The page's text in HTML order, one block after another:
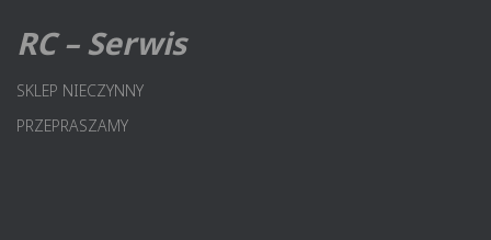
RC – Serwis
SKLEP NIECZYNNY
PRZEPRASZAMY